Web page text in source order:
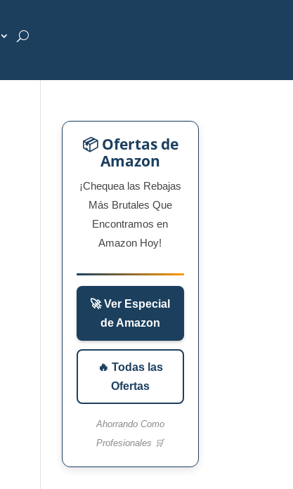
📦 Ofertas de
Amazon
¡Chequea las Rebajas
Más Brutales Que
Encontramos en
Amazon Hoy!
🚀 Ver Especial
de Amazon
🔥 Todas las
Ofertas
Ahorrando Como
Profesionales 🛒